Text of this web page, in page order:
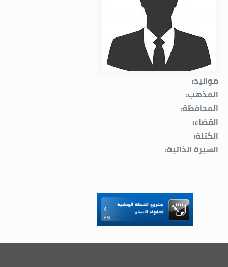
مواليد:
المذهب:
المحافظة:
القضاء:
الكتلة:
السيرة الذاتية: